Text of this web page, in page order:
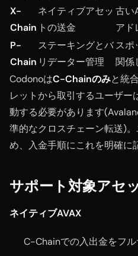
X-
Chain
ネイティブアセッ
トの送金
古い
アド
P-
Chain
ステーキングとバ
リデーター管理
スポ
関係
CodonoはC-Chainのみと統
レットから取引するユーザ
動する必要があります
準的なクロスチェーン転送)
め、入金手順にこれを明確に
サポート対象アセ
ネイティブAVAX
C-Chainでの入出金をフル